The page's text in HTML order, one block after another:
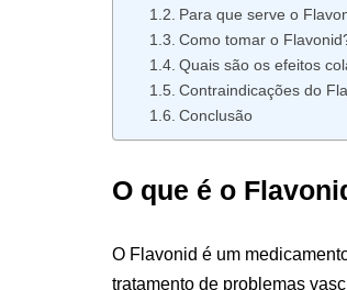
Para que serve o
Como tomar o
Quais são os efeitos
Contraindicações do
Conclusão
O que é o
O Flavonid é um
tratamento de problemas